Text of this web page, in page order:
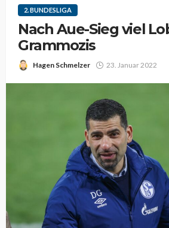
2. BUNDESLIGA
Nach Aue-Sieg viel
Grammozis
Hagen Schmelzer 23. Januar 2022